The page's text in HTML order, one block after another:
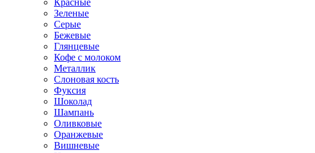
Зеленые
Серые
Бежевые
Глянцевые
Кофе с молоком
Металлик
Слоновая кость
Фуксия
Шоколад
Шампань
Оливковые
Оранжевые
Вишневые